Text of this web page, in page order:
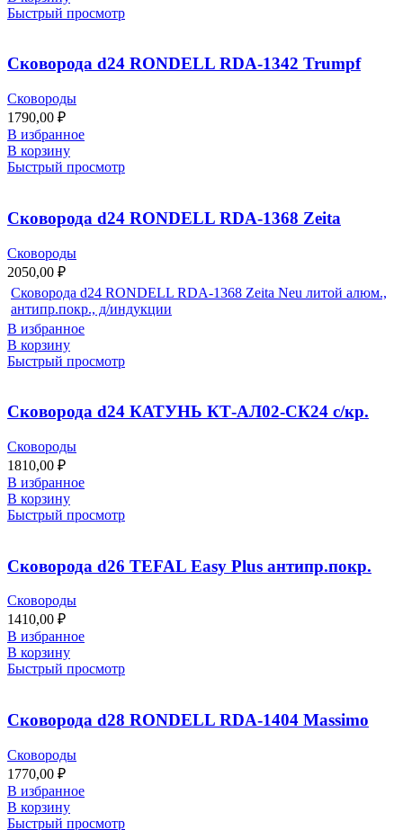
Быстрый просмотр
Сковорода d24 RONDELL RDA-1342 Trumpf
Сковороды
1790,00 ₽
В избранное
В корзину
Быстрый просмотр
Сковорода d24 RONDELL RDA-1368 Zeita
Сковороды
2050,00 ₽
Сковорода d24 RONDELL RDA-1368 Zeita Neu литой алюм.,
антипр.покр., д/индукции
В избранное
В корзину
Быстрый просмотр
Сковорода d24 КАТУНЬ КТ-АЛ02-СК24 с/кр.
Сковороды
1810,00 ₽
В избранное
В корзину
Быстрый просмотр
Сковорода d26 TEFAL Easy Plus антипр.покр.
Сковороды
1410,00 ₽
В избранное
В корзину
Быстрый просмотр
Сковорода d28 RONDELL RDA-1404 Massimo
Сковороды
1770,00 ₽
В избранное
В корзину
Быстрый просмотр